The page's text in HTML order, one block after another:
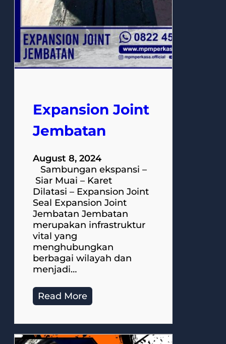
Expansion Joint
Jembatan
August 8, 2024
Sambungan ekspansi –
Siar Muai – Karet
Dilatasi – Expansion Joint
Seal Expansion Joint
Jembatan Jembatan
merupakan infrastruktur
vital yang
menghubungkan
berbagai wilayah dan
menjadi…
Read More